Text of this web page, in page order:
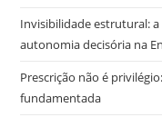
Invisibilidade estrutural:
autonomia decisória na
Prescrição não é
fundamentada